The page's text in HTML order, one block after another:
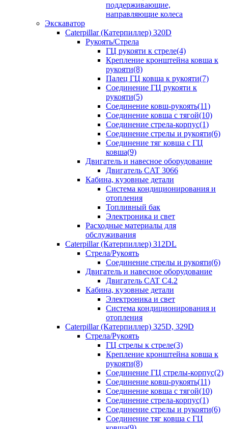
поддерживающие,
направляющие колеса
Экскаватор
Caterpillar (Катерпиллер) 320D
Рукоять/Стрела
ГЦ рукояти к стреле(4)
Крепление кронштейна ковша к
рукояти(8)
Палец ГЦ ковша к рукояти(7)
Соединение ГЦ рукояти к
рукояти(5)
Соединение ковш-рукоять(11)
Соединение ковша с тягой(10)
Соединение стрела-корпус(1)
Соединение стрелы и рукояти(6)
Соединение тяг ковша с ГЦ
ковша(9)
Двигатель и навесное оборудование
Двигатель CAT 3066
Кабина, кузовные детали
Система кондиционирования и
отопления
Топливный бак
Электроника и свет
Расходные материалы для
обслуживания
Caterpillar (Катерпиллер) 312DL
Стрела/Рукоять
Соединение стрелы и рукояти(6)
Двигатель и навесное оборудование
Двигатель CAT С4.2
Кабина, кузовные детали
Электроника и свет
Система кондиционирования и
отопления
Caterpillar (Катерпиллер) 325D, 329D
Стрела/Рукоять
ГЦ стрелы к стреле(3)
Крепление кронштейна ковша к
рукояти(8)
Соединение ГЦ стрелы-корпус(2)
Соединение ковш-рукоять(11)
Соединение ковша с тягой(10)
Соединение стрела-корпус(1)
Соединение стрелы и рукояти(6)
Соединение тяг ковша с ГЦ